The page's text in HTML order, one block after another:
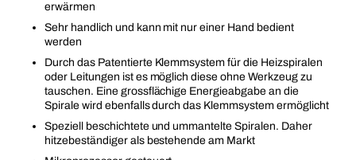
erwärmen
Sehr handlich und kann mit nur einer Hand bedient
werden
Durch das Patentierte Klemmsystem für die Heizspiralen
oder Leitungen ist es möglich diese ohne Werkzeug zu
tauschen. Eine grossflächige Energieabgabe an die
Spirale wird ebenfalls durch das Klemmsystem ermöglicht
Speziell beschichtete und ummantelte Spiralen. Daher
hitzebeständiger als bestehende am Markt